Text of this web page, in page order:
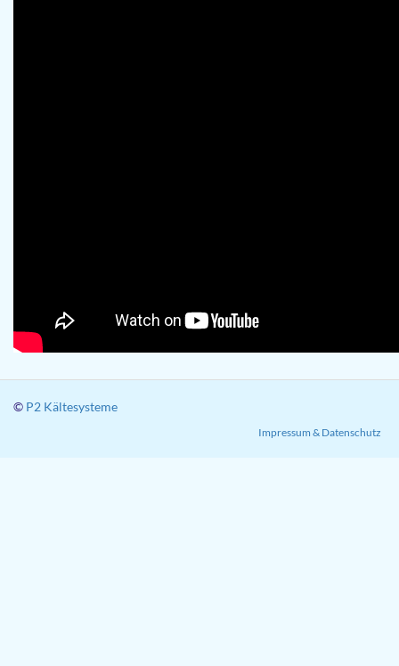
© P2 Kältesysteme
Impressum & Datenschutz